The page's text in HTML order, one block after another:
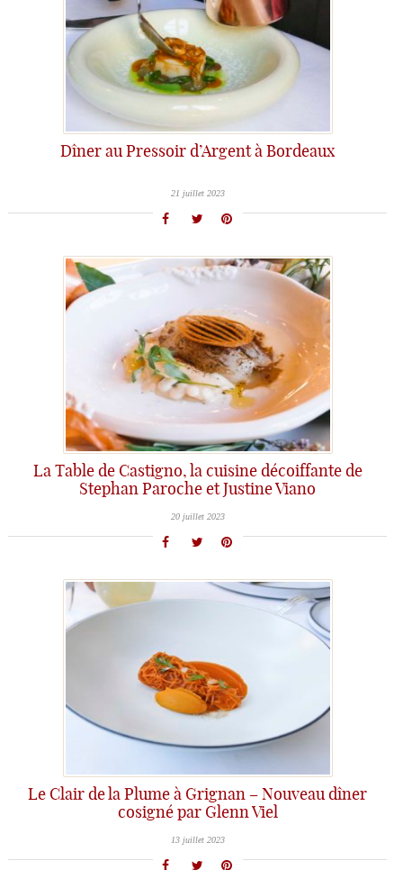
Dîner au Pressoir d’Argent à Bordeaux
21 juillet 2023
La Table de Castigno, la cuisine décoiffante de
Stephan Paroche et Justine Viano
20 juillet 2023
Le Clair de la Plume à Grignan – Nouveau dîner
cosigné par Glenn Viel
13 juillet 2023